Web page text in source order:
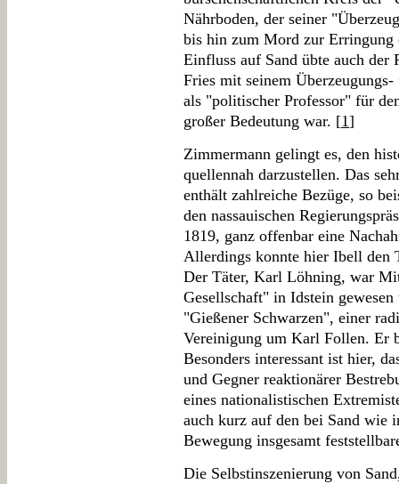
Nährboden, der seiner
bis hin zum Mord zur
Einfluss auf Sand übte auch der
Fries mit seinem
als "politischer Professor" für
großer Bedeutung war. [1]
Zimmermann gelingt es, den
quellennah darzustellen. Das
enthält zahlreiche Bezüge, so
den nassauischen
1819, ganz offenbar eine
Allerdings konnte hier Ibell den
Der Täter, Karl Löhning, war
Gesellschaft" in Idstein
"Gießener Schwarzen", einer
Vereinigung um Karl Follen. Er
Besonders interessant ist hier,
und Gegner reaktionärer
eines nationalistischen
auch kurz auf den bei Sand wie
Bewegung insgesamt
Die Selbstinszenierung von